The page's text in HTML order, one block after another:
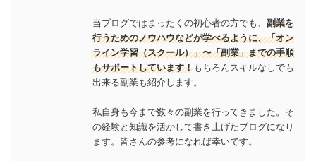
当ブログではまったくの初心者の方でも、 副業を
行うためのノウハウなどが学べるように、「オン
ライン学習（スクール）」〜「副業」までの手順
もサポートしています！もちろんスキルなしでも
出来る副業も紹介します。
私自身も今まで数々の副業を行ってきました。そ
の経験と知識を活かして書き上げたブログになり
ます。皆さんの参考になれば幸いです。